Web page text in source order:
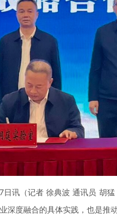
讯（记者 徐典波 通讯员 胡猛
深度融合的具体实践，也是推